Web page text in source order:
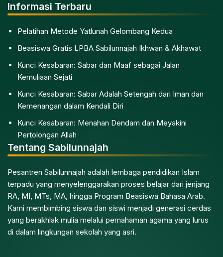
Informasi Terbaru
Pelatihan Metode Yatlunah Gelombang Kedua
Beasiswa Gratis LPBA Sabilunnajah Ikhwan & Akhawat
Kunci Kesabaran: Sabar dan Maaf sebagai Jalan
Kemuliaan Sejati
Kunci Kesabaran: Sabar Adalah Setengah dari Iman dan
Kemenangan dalam Kendali Diri
Kunci Kesabaran: Menahan Dendam dan Meyakini
Pertolongan Allah
Tentang Sabilunnajah
Pesantren Sabilunnajah adalah lembaga pendidikan Islam
terpadu yang menyelenggarakan proses belajar dari jenjang
RA, MI, MTs, MA, hingga Program Beasiswa Bahasa Arab.
Kami membimbing siswa dan siswi menjadi generasi cerdas
yang berakhlak mulia melalui pemahaman agama yang lurus
di dalam lingkungan sekolah yang asri.